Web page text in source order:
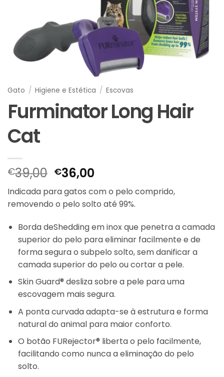
Gato / Higiene e Estética / Escovas
Furminator Long Hair
Cat
€39,00 O
preço
original
era:
€39,00.
€36,00
preço
atual
é:
€36,00.
Indicada para gatos com o pelo comprido,
removendo o pelo solto até 99%.
Borda deShedding em inox que penetra a camada
superior do pelo para eliminar facilmente e de
forma segura o subpelo solto, sem danificar a
camada superior do pelo ou cortar a pele.
Skin Guard® desliza sobre a pele para uma
escovagem mais segura.
A ponta curvada adapta-se à estrutura e forma
natural do animal para maior conforto.
O botão FURejector® liberta o pelo facilmente,
facilitando como nunca a eliminação do pelo
solto.